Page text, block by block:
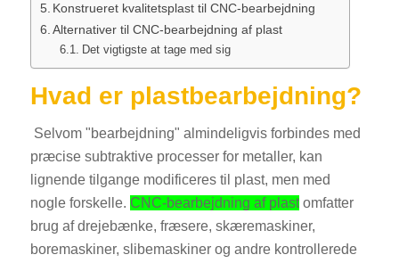
Konstrueret kvalitetsplast til CNC-bearbejdning
Alternativer til CNC-bearbejdning af plast
Det vigtigste at tage med sig
Hvad er plastbearbejdning?
Selvom "bearbejdning" almindeligvis forbindes med
præcise subtraktive processer for metaller, kan
lignende tilgange modificeres til plast, men med
nogle forskelle. CNC-bearbejdning af plastomfatter
brug af drejebænke, fræsere, skæremaskiner,
boremaskiner, slibemaskiner og andre kontrollerede